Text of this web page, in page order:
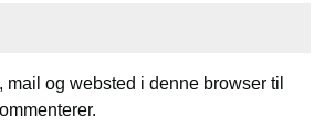
mail og websted i denne browser til